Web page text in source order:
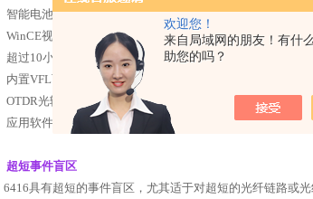
欢迎您！
来自局域网的朋友！有什
助您的吗？
智能电池电量指示及电池低电压告警功能；
WinCE视窗操作系统，中英文操作界面；
超过10小时的超长电池续航时间，适于长时间野外施工；
内置VFL可视红光故障定位功能；
OTDR光输出头采用可更换方式，端面清洁更加方便；
应用软件在线升级，无需返回原厂
超短事件盲区
6416具有超短的事件盲区，尤其适于对超短的光纤链路或光